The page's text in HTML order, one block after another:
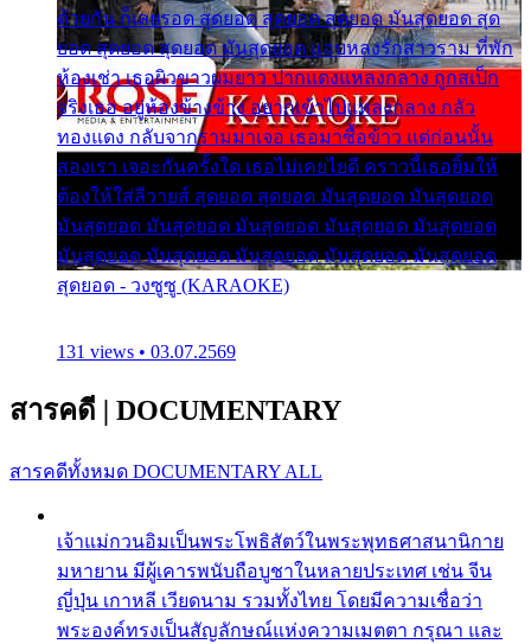
ด้วยกัน ก็เลยรอด สุดยอด สุดยอด สุดยอด มันสุดยอด สุด
ยอด สุดยอด สุดยอด มันสุดยอด แอบหลงรักสาวราม ที่พัก
ห้องเช่า เธอผิวขาวผมยาว ปากแดงแหลงกลาง ถูกสเป็ก
จริงเธอ อยู่ห้องข้างข้าง อยากเข้าไปแหลงกลาง กลัว
ทองแดง กลับจากรามมาเจอ เธอมาซื้อข้าว แต่ก่อนนั้น
สองเรา เจอะกันครั้งใด เธอไม่เคยไยดี คราวนี้เธอยิ้มให้
ต้องให้ใส่ลีวายส์ สุดยอด สุดยอด มันสุดยอด มันสุดยอด
มันสุดยอด มันสุดยอด มันสุดยอด มันสุดยอด มันสุดยอด
มันสุดยอด มันสุดยอด มันสุดยอด มันสุดยอด มันสุดยอด
สุดยอด - วงซูซู (KARAOKE)
131 views • 03.07.2569
สารคดี | DOCUMENTARY
สารคดีทั้งหมด DOCUMENTARY ALL
เจ้าแม่กวนอิมเป็นพระโพธิสัตว์ในพระพุทธศาสนานิกาย
มหายาน มีผู้เคารพนับถือบูชาในหลายประเทศ เช่น จีน
ญี่ปุ่น เกาหลี เวียดนาม รวมทั้งไทย โดยมีความเชื่อว่า
พระองค์ทรงเป็นสัญลักษณ์แห่งความเมตตา กรุณา และ